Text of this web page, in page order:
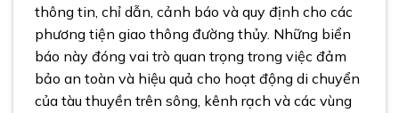
thông tin, chỉ dẫn, cảnh báo và quy định cho các
phương tiện giao thông đường thủy. Những biển
báo này đóng vai trò quan trọng trong việc đảm
bảo an toàn và hiệu quả cho hoạt động di chuyển
của tàu thuyền trên sông, kênh rạch và các vùng